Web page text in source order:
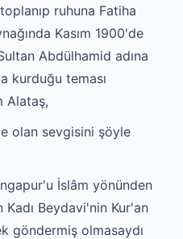
ruhuna Fatiha
Kasım 1900'de
Abdülhamid adına
kurduğu teması
Alataş,
olan sevgisini şöyle
İslâm yönünden
Beydavi'nin Kur'an
göndermiş olmasaydı